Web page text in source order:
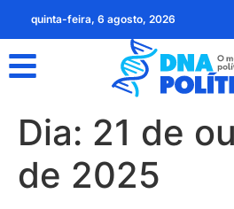
quinta-feira, 6 agosto, 2026
Dia: 21 de
de 2025